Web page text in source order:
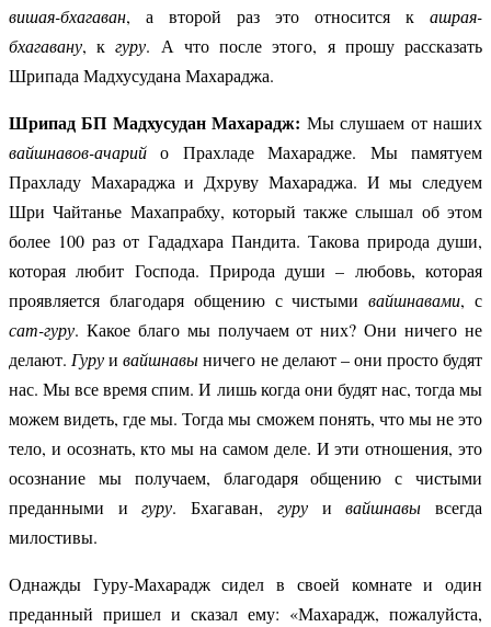
вишая-бхагаван, а второй раз это относится к ашрая-
бхагавану, кгуру. А что после этого, я прошу рассказать
Шрипада Мадхусудана Махараджа.
Шрипад БП Мадхусудан Махарадж: Мы слушаем от наших
вайшнавов-ачарий о ПрахладеМахарадже. Мы памятуем
Прахладу Махараджа и Дхруву Махараджа. И мы следуем
Шри Чайтанье Махапрабху, который также слышал об этом
более 100 раз от Гададхара Пандита. Такова природа души,
которая любит Господа. Природа души – любовь, которая
проявляется благодаря общению с чистымивайшнавами, с
сат-гуру. Какое благо мы получаем от них? Они ничего не
делают. Гуруивайшнавыничего не делают – они просто будят
нас. Мы все время спим. И лишь когда они будят нас, тогда мы
можем видеть, где мы. Тогда мы сможем понять, что мы не это
тело, и осознать, кто мы на самом деле. И эти отношения, это
осознание мы получаем, благодаря общению с чистыми
преданными игуру. Бхагаван, гуру ивайшнавы всегда
милостивы.
Однажды Гуру-Махарадж сидел в своей комнате и один
преданный пришел и сказал ему: «Махарадж, пожалуйста,